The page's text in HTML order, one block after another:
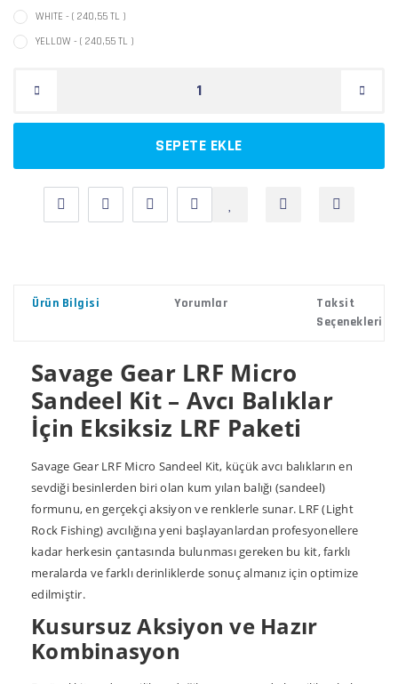
WHITE - ( 240,55 TL )
YELLOW - ( 240,55 TL )
SEPETE EKLE
Ürün Bilgisi Yorumlar
Taksit
Seçenekleri
Savage Gear LRF Micro
Sandeel Kit – Avcı Balıklar
İçin Eksiksiz LRF Paketi
Savage Gear LRF Micro Sandeel Kit, küçük avcı balıkların en
sevdiği besinlerden biri olan kum yılan balığı (sandeel)
formunu, en gerçekçi aksiyon ve renklerle sunar. LRF (Light
Rock Fishing) avcılığına yeni başlayanlardan profesyonellere
kadar herkesin çantasında bulunması gereken bu kit, farklı
meralarda ve farklı derinliklerde sonuç almanız için optimize
edilmiştir.
Kusursuz Aksiyon ve Hazır
Kombinasyon